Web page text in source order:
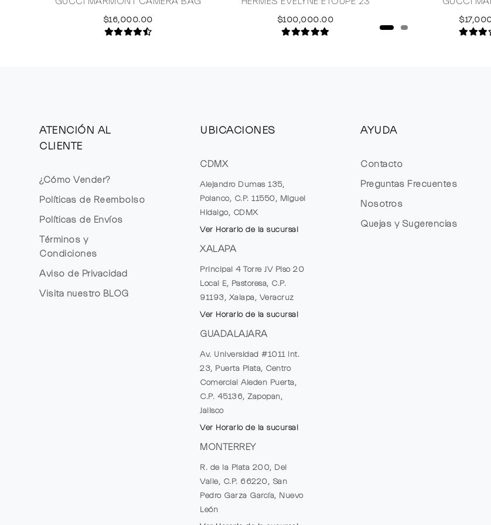
$16,000.00 $100,000.00
ATENCIÓN AL
CLIENTE
¿Cómo Vender?
Políticas de Reembolso
Políticas de Envíos
Términos y
Condiciones
Aviso de Privacidad
Visita nuestro BLOG
UBICACIONES
CDMX
Alejandro Dumas 135,
Polanco, C.P. 11550, Miguel
Hidalgo, CDMX
Ver Horario de la sucursal
XALAPA
Principal 4 Torre JV Piso 20
Local E, Pastoresa, C.P.
91193, Xalapa, Veracruz
Ver Horario de la sucursal
GUADALAJARA
Av. Universidad #1011 Int.
23, Puerta Plata, Centro
Comercial Aleden Puerta,
C.P. 45136, Zapopan,
Jalisco
Ver Horario de la sucursal
MONTERREY
R. de la Plata 200, Del
Valle, C.P. 66220, San
Pedro Garza García, Nuevo
León
AYUDA
Contacto
Preguntas Frecuentes
Nosotros
Quejas y Sugerencias